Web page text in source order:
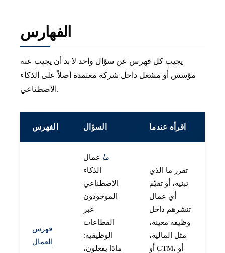
الفهارس
يجيب كل فهرس عن سؤال واحد لا بد أن يجيب عنه
مؤسس أو مشغل داخل شركة معتمدة أصلاً على الذكاء
الاصطناعي.
الفهرس السؤال اقرأه عندما
فهرس
العمال
ما عمال
الذكاء
الاصطناعي
الموجودون
عبر
القطاعات
الوظيفية:
ماذا يفعلون،
تقرر ما الذي
تبنيه، أو تقيّم
أي عمال
تنشرهم داخل
وظيفة معينة،
مثل المالية،
أو GTM، أو